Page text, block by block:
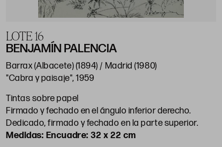
LOTE 16
BENJAMÍN PALENCIA
Barrax (Albacete) (1894) / Madrid (1980)
"Cabra y paisaje", 1959
Tintas sobre papel
Firmado y fechado en el ángulo inferior derecho.
Dedicado, firmado y fechado en la parte superior.
Encuadre: 32 x 22 cm